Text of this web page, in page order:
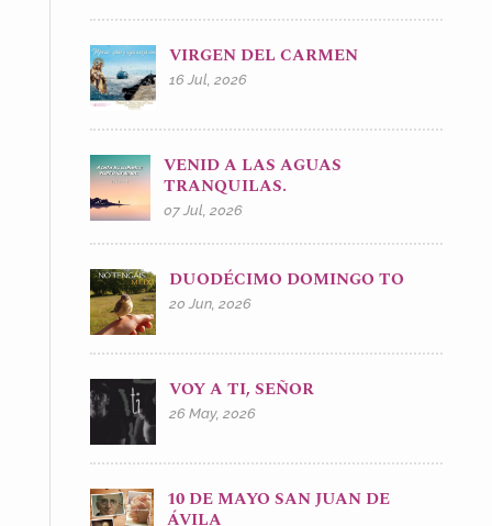
VIRGEN DEL CARMEN
16 Jul, 2026
VENID A LAS AGUAS
TRANQUILAS.
07 Jul, 2026
DUODÉCIMO DOMINGO TO
20 Jun, 2026
VOY A TI, SEÑOR
26 May, 2026
10 DE MAYO SAN JUAN DE
ÁVILA